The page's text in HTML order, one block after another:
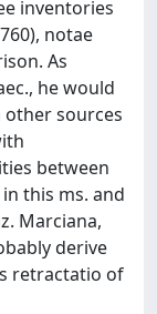
inventories
notae
As
he would
other sources
between
this ms. and
Marciana,
derive
retractatio of